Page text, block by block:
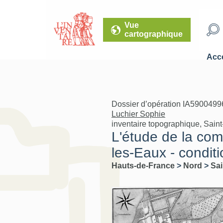
Vue
cartographique
Dossier d’opération
Luchier Sophie
inventaire topographique,
L'étude de la
les-Eaux -
Hauts-de-France > Nord >